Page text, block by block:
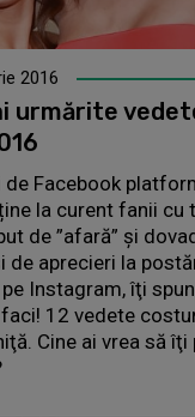
2016
urmărite
Facebook
la curent fanii cu
de ”afară” și
de aprecieri la
Instagram, îţi
12 vedete
Cine ai vrea să îţi